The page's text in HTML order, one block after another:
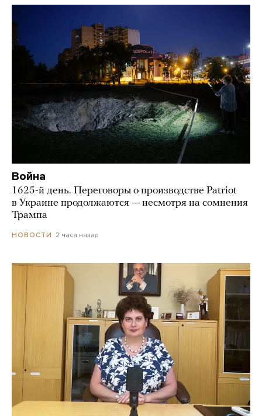
Война
1625-й день. Переговоры о производстве Patriot
в Украине продолжаются — несмотря на сомнения
Трампа
НОВОСТИ 2 часа назад